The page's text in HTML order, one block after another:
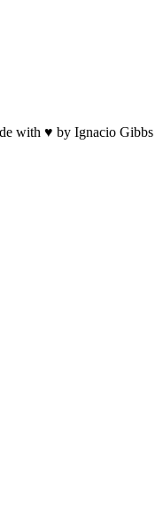
with ♥ by Ignacio Gibbs